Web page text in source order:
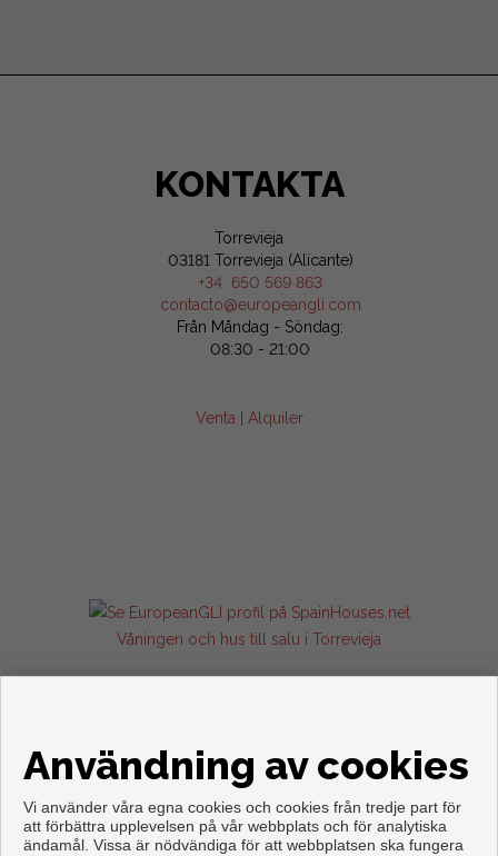
KONTAKTA
Torrevieja
03181 Torrevieja (Alicante)
+34 650 569 863
contacto@europeangli.com
Från Måndag - Söndag:
08:30 - 21:00
Venta Alquiler
Våningen och hus till salu i Torrevieja
Användning av cookies
Vi använder våra egna cookies och cookies från tredje part för
att förbättra upplevelsen på vår webbplats och för analytiska
ändamål. Vissa är nödvändiga för att webbplatsen ska fungera